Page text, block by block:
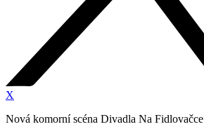
X
Nová komorní scéna Divadla Na Fidlovačce